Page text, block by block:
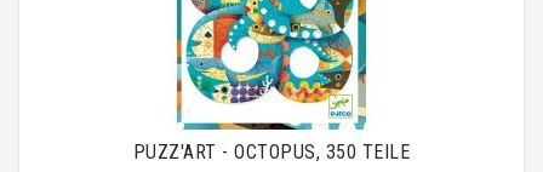
PUZZ'ART - OCTOPUS, 350 TEILE